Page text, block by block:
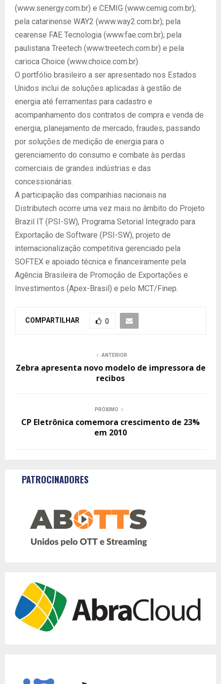
(www.senergy.com.br) e CEMIG (www.cemig.com.br);
pela catarinense WAY2 (www.way2.com.br); pela
cearense FAE Tecnologia (www.fae.com.br); pela
paulistana Treetech (www.treetech.com.br) e pela
carioca Choice (www.choice.com.br).
O portfólio brasileiro a ser apresentado nos Estados
Unidos inclui de soluções aplicadas à gestão de
energia até ferramentas para cadastro e
acompanhamento dos contratos de compra e venda de
energia, planejamento de mercado, fraudes, passando
por soluções de medição de energia para o
gerenciamento do consumo e combate às perdas
comerciais de grandes indústrias e das
concessionárias.
A participação das companhias nacionais na
Distributech ocorre uma vez mais no âmbito do Projeto
Brazil IT (PSI-SW), Programa Setorial Integrado para
Exportação de Software (PSI-SW), projeto de
internacionalização competitiva gerenciado pela
SOFTEX e apoiado técnica e financeiramente pela
Agência Brasileira de Promoção de Exportações e
Investimentos (Apex-Brasil) e pelo MCT/Finep.
COMPARTILHAR 0
ANTERIOR
Zebra apresenta novo modelo de impressora de
recibos
PRÓXIMO
CP Eletrônica comemora crescimento de 23%
em 2010
PATROCINADORES